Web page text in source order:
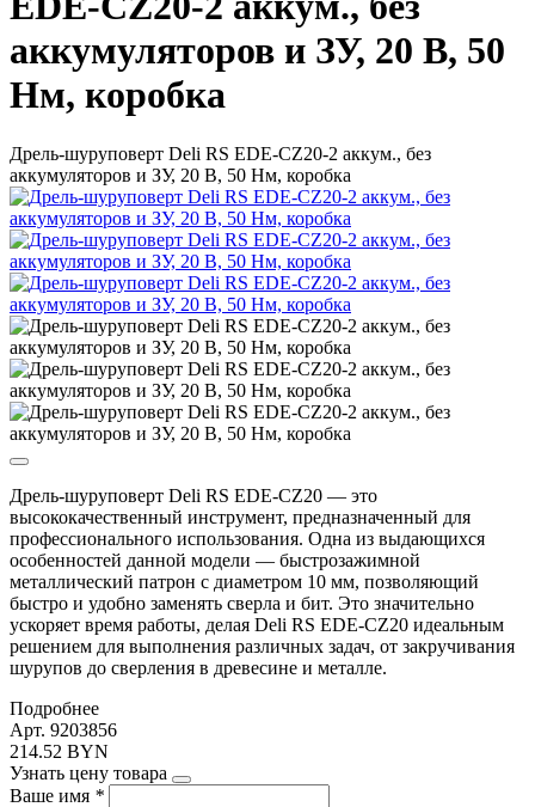
аккумуляторов и ЗУ, 20 В, 50
Нм, коробка
Дрель-шуруповерт Deli RS EDE-CZ20-2 аккум., без
аккумуляторов и ЗУ, 20 В, 50 Нм, коробка
Дрель-шуруповерт Deli RS EDE-CZ20 — это
высококачественный инструмент, предназначенный для
профессионального использования. Одна из выдающихся
особенностей данной модели — быстрозажимной
металлический патрон с диаметром 10 мм, позволяющий
быстро и удобно заменять сверла и бит. Это значительно
ускоряет время работы, делая Deli RS EDE-CZ20 идеальным
решением для выполнения различных задач, от закручивания
шурупов до сверления в древесине и металле.
Подробнее
Арт. 9203856
214.52 BYN
Узнать цену товара
Ваше имя *